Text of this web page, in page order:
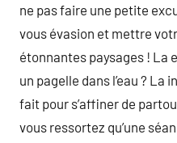
ne pas faire une petite
vous évasion et mettre
étonnantes paysages ! La
un pagelle dans l’eau ? La
fait pour s’affiner de
vous ressortez qu’une